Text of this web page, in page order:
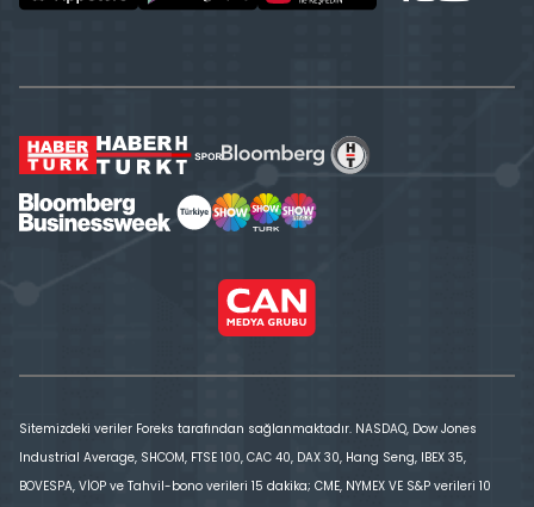
Sitemizdeki veriler Foreks tarafından sağlanmaktadır. NASDAQ, Dow Jones
Industrial Average, SHCOM, FTSE 100, CAC 40, DAX 30, Hang Seng, IBEX 35,
BOVESPA, VİOP ve Tahvil-bono verileri 15 dakika; CME, NYMEX VE S&P verileri 10